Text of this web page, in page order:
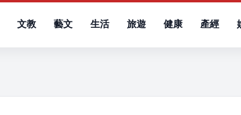
文教 藝文 生活 旅遊 健康 產經